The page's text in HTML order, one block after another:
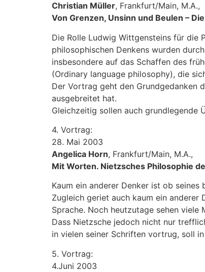
Christian Müller, Frankfurt/Main, M.A.,
Von Grenzen, Unsinn und Beulen –
Die Rolle Ludwig Wittgensteins für die
philosophischen Denkens wurden
insbesondere auf das Schaffen des
(Ordinary language philosophy), die
Der Vortrag geht den Grundgedanken
ausgebreitet hat.
Gleichzeitig sollen auch grundlegende
4. Vortrag:
28. Mai 2003
Angelica Horn, Frankfurt/Main, M.A.,
Mit Worten. Nietzsches Philosophie
Kaum ein anderer Denker ist ob
Zugleich geriet auch kaum ein anderer
Sprache. Noch heutzutage sehen viele
Dass Nietzsche jedoch nicht nur
in vielen seiner Schriften vortrug, soll
5. Vortrag:
4.Juni 2003